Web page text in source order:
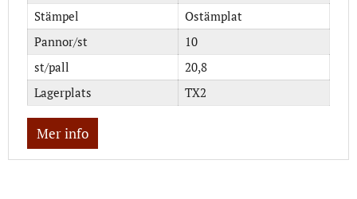
Stämpel
Ostämplat
Pannor/st
10
st/pall
20,8
Lagerplats
TX2
Mer info